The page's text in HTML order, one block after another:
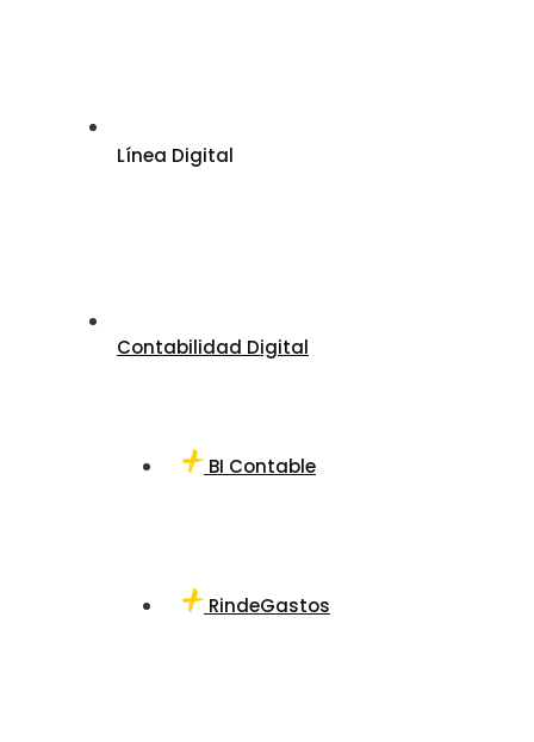
Línea Digital
Contabilidad Digital
BI Contable
RindeGastos